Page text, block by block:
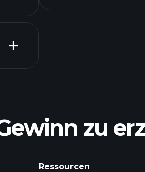
zu
Ressourcen